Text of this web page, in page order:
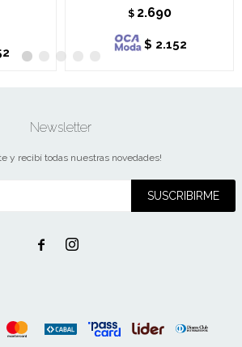
$ 2.690
$ 2.152
Newsletter
y recibí todas nuestras novedades!
SUSCRIBIRME
 